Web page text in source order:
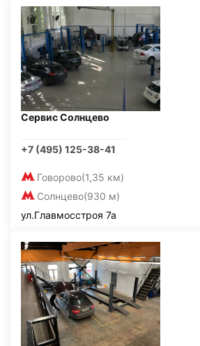
Сервис Солнцево
+7 (495) 125-38-41
Говорово(1,35 км)
Солнцево(930 м)
ул.Главмосстроя 7а